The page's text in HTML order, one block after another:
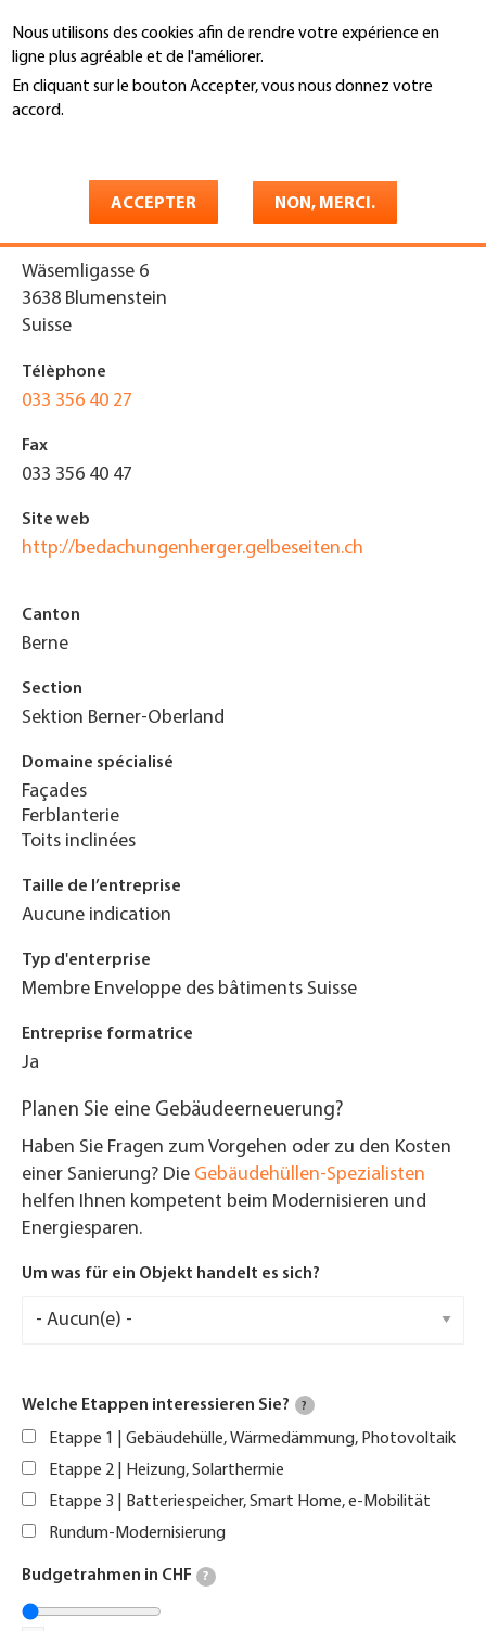
Nous utilisons des cookies afin de rendre votre expérience en
ligne plus agréable et de l'améliorer.
En cliquant sur le bouton Accepter, vous nous donnez votre
accord.
ACCEPTER NON, MERCI.
au
contenu
principal
Recherche
You
Adresse
Wäsemligasse 6
3638 Blumenstein
Suisse
Télèphone
033 356 40 27
Fax
033 356 40 47
Site web
http://bedachungenherger.gelbeseiten.ch
Canton
Berne
Section
Sektion Berner-Oberland
Domaine spécialisé
Façades
Ferblanterie
Toits inclinées
Taille de l’entreprise
Aucune indication
Typ d'enterprise
Membre Enveloppe des bâtiments Suisse
Entreprise formatrice
Ja
Planen Sie eine Gebäudeerneuerung?
Haben Sie Fragen zum Vorgehen oder zu den Kosten
einer Sanierung? Die Gebäudehüllen-Spezialisten
helfen Ihnen kompetent beim Modernisieren und
Energiesparen.
Um was für ein Objekt handelt es sich?
Welche Etappen interessieren Sie? ?
Etappe 1 | Gebäudehülle, Wärmedämmung, Photovoltaik
Etappe 2 | Heizung, Solarthermie
Etappe 3 | Batteriespeicher, Smart Home, e-Mobilität
Rundum-Modernisierung
Budgetrahmen in CHF ?